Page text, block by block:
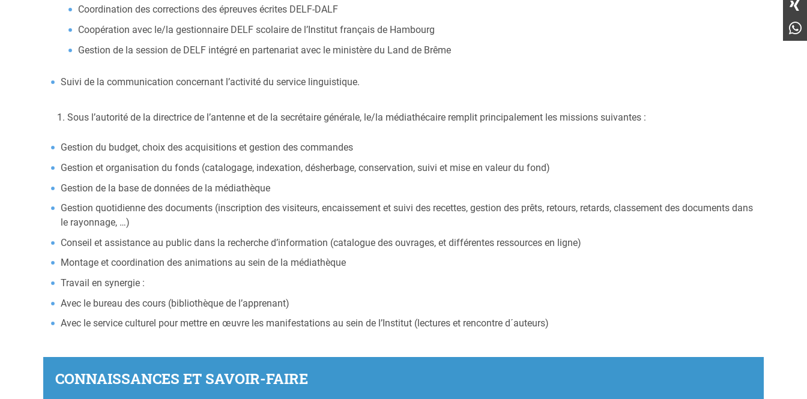
Coordination des corrections des épreuves écrites DELF-DALF
Coopération avec le/la gestionnaire DELF scolaire de l’Institut français de Hambourg
Gestion de la session de DELF intégré en partenariat avec le ministère du Land de Brême
Suivi de la communication concernant l’activité du service linguistique.
Sous l’autorité de la directrice de l’antenne et de la secrétaire générale, le/la médiathécaire remplit principalement les missions suivantes :
Gestion du budget, choix des acquisitions et gestion des commandes
Gestion et organisation du fonds (catalogage, indexation, désherbage, conservation, suivi et mise en valeur du fond)
Gestion de la base de données de la médiathèque
Gestion quotidienne des documents (inscription des visiteurs, encaissement et suivi des recettes, gestion des prêts, retours, retards, classement des documents dans
le rayonnage, …)
Conseil et assistance au public dans la recherche d’information (catalogue des ouvrages, et différentes ressources en ligne)
Montage et coordination des animations au sein de la médiathèque
Travail en synergie :
Avec le bureau des cours (bibliothèque de l’apprenant)
Avec le service culturel pour mettre en œuvre les manifestations au sein de l’Institut (lectures et rencontre d´auteurs)
CONNAISSANCES ET SAVOIR-FAIRE